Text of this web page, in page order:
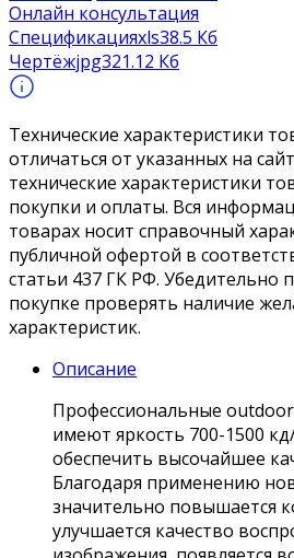
Онлайн консультация
Спецификацияxls38.5 Кб
Чертёжjpg321.12 Кб
Технические характеристики
отличаться от указанных на
технические характеристики
покупки и оплаты. Вся
товарах носит справочный
публичной офертой в
статьи 437 ГК РФ. Убедительно
покупке проверять наличие
характеристик.
Описание
Профессиональные
имеют яркость 700-1500
обеспечить высочайшее
Благодаря применению
значительно повышается
улучшается качество